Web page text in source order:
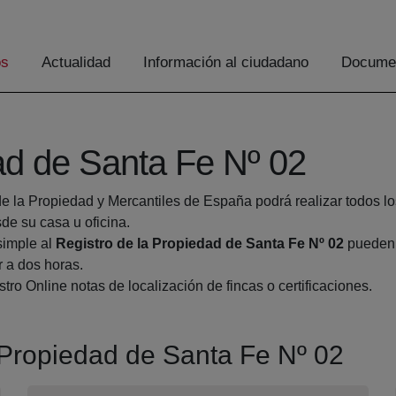
Actualidad Información al ciudadano
de Santa Fe Nº 02
la Propiedad y Mercantiles de España podrá realizar todos
su casa u oficina.
al
Registro de la Propiedad de Santa Fe Nº 02
a dos horas.
Online notas de localización de fincas o certificaciones.
de Santa Fe Nº 02